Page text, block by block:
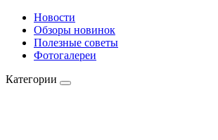
Новости
Обзоры новинок
Полезные советы
Фотогалереи
Категории